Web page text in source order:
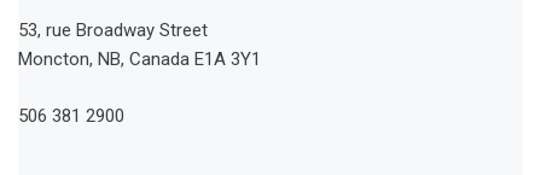
53, rue Broadway Street
Moncton, NB, Canada E1A 3Y1
506 381 2900